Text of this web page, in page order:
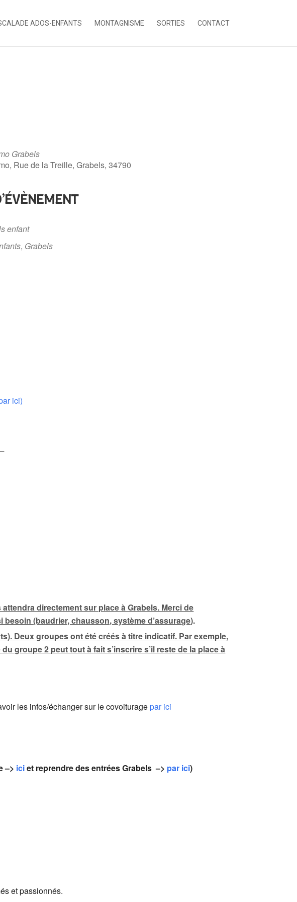
ADOS-ENFANTS MONTAGNISME SORTIES CONTACT
Grabels
Rue de la Treille, Grabels, 34790
enfant
, Grabels
ici)
directement sur place à Grabels. Merci de
(baudrier, chausson, système d’assurage).
Deux groupes ont été créés à titre indicatif. Par exemple,
groupe 2 peut tout à fait s’inscrire s’il reste de la place à
les infos/échanger sur le covoituragepar ici
–> iciet reprendre des entrées Grabels –> par ici)
et passionnés.